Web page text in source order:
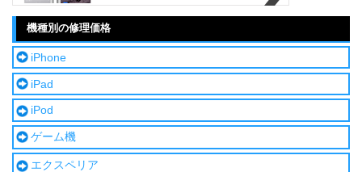
機種別の修理価格
iPhone
iPad
iPod
ゲーム機
エクスペリア